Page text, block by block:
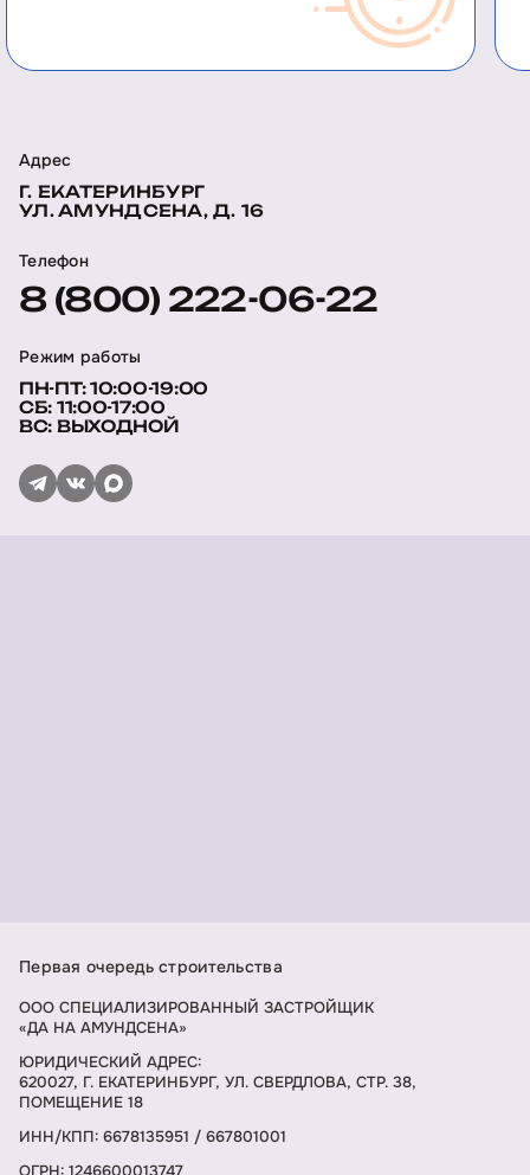
Адрес
Г. ЕКАТЕРИНБУРГ
УЛ. АМУНДСЕНА, Д. 16
Телефон
8 (800) 222-06-22
Режим работы
ПН-ПТ: 10:00-19:00
СБ: 11:00-17:00
ВС: ВЫХОДНОЙ
Первая очередь строительства
ООО СПЕЦИАЛИЗИРОВАННЫЙ ЗАСТРОЙЩИК
«ДА НА АМУНДСЕНА»
ЮРИДИЧЕСКИЙ АДРЕС:
620027, Г. ЕКАТЕРИНБУРГ, УЛ. СВЕРДЛОВА, СТР. 38,
ПОМЕЩЕНИЕ 18
ИНН/КПП: 6678135951 / 667801001
ОГРН: 1246600013747